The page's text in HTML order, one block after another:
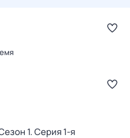
1. Серия 1-я